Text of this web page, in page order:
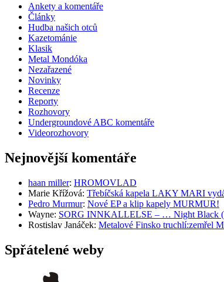
Ankety a komentáře
Články
Hudba našich otců
Kazetománie
Klasik
Metal Mondóka
Nezařazené
Novinky
Recenze
Reporty
Rozhovory
Undergroundové ABC komentáře
Videorozhovory
Nejnovější komentáře
haan miller: HROMOVLAD
Marie Křížová: Třebíčská kapela LAKY MARI
Pedro Murmur: Nové EP a klip kapely MURMUR!
Wayne: SORG INNKALLELSE – … Night Black
Rostislav Janáček: Metalové Finsko truchlí:zemřel
Spřátelené weby